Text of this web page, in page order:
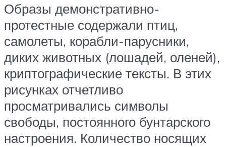
Образы демонстративно-
протестные содержали птиц,
самолеты, корабли-парусники,
диких животных (лошадей, оленей),
криптографические тексты. В этих
рисунках отчетливо
просматривались символы
свободы, постоянного бунтарского
настроения. Количество носящих